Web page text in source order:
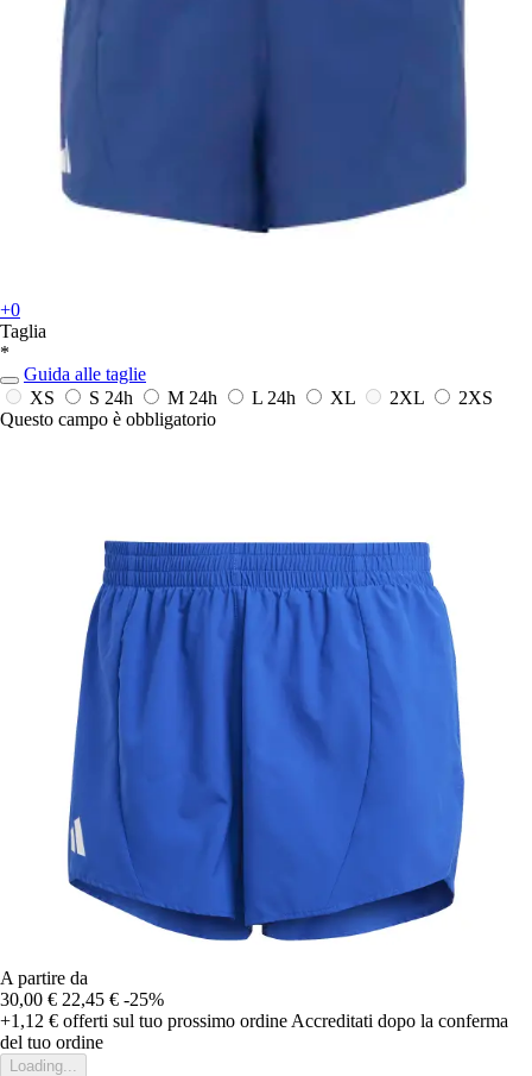
+0
Taglia
*
Guida alle taglie
XS
S 24h M 24h L 24h XL 2XL
2XS
Questo campo è obbligatorio
A partire da
30,00 € 22,45 € -25%
+1,12 € offerti sul tuo prossimo ordine Accreditati dopo la conferma
del tuo ordine
Loading...